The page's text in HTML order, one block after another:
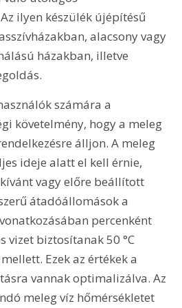
ilyen készülék újépítésű
alacsony vagy
házakban, illetve
számára a
követelmény, hogy a meleg
álljon. A meleg
ideje alatt el kell érnie,
vagy előre beállított
átadóállomások a
percenként
vizet biztosítanak 50 °C
Ezek az értékek a
vannak optimalizálva. Az
meleg víz hőmérsékletet